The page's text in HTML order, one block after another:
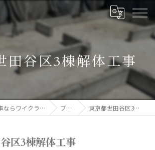
田谷区3棟解体工事
厚木市で解体工事ならワイクラウド株式会社 ブログ 東京都世田谷区3棟解体工事
区3棟解体工事